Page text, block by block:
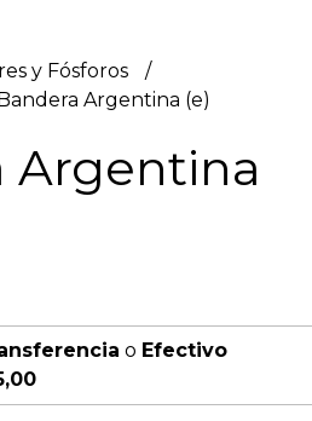
y Fósforos
Argentina (e)
Argentina
o Efectivo